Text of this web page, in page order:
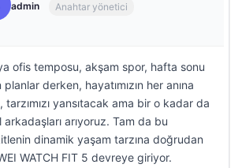
admin Anahtar yönetici
ofis temposu, akşam spor, hafta sonu
derken, hayatımızın her anına
yansıtacak ama bir o kadar da
arkadaşları arıyoruz. Tam da bu
dinamik yaşam tarzına doğrudan
WATCH FIT 5 devreye giriyor.